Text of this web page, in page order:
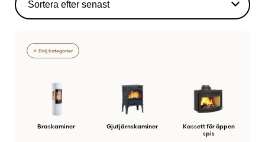
✕ Dölj kategorier
Braskaminer Gjutjärnskaminer
Kassett för öppen
spis